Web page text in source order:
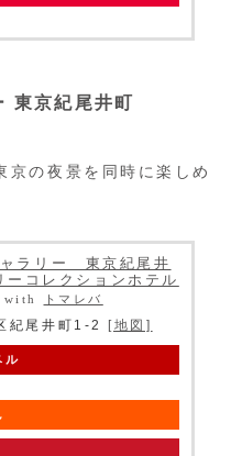
東京紀尾井町
京の夜景を同時に楽しめ
ラリー 東京紀尾井
ーコレクションホテル
with トマレバ
紀尾井町1-2 [地図]
ル